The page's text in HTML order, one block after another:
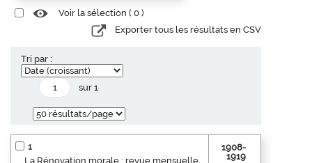
Voir la sélection ( 0 )
Exporter tous les résultats en CSV
Tri par :
sur 1
1
La Rénovation morale : revue mensuelle,
1908-
1919